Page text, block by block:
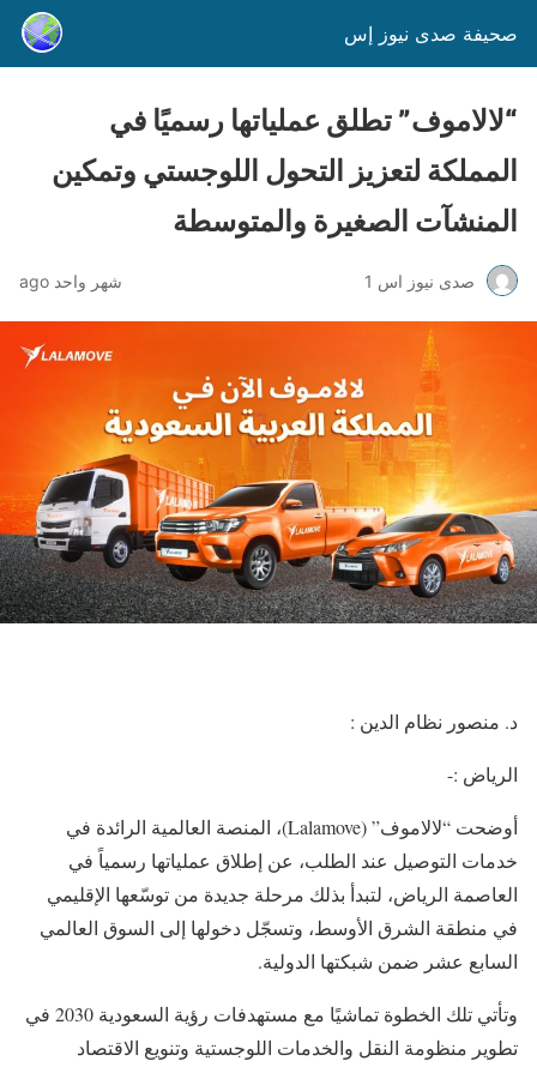
صحيفة صدى نيوز إس
“لالاموف” تطلق عملياتها رسميًا في
المملكة لتعزيز التحول اللوجستي وتمكين
المنشآت الصغيرة والمتوسطة
صدى نيوز اس 1 شهر واحد ago
د. منصور نظام الدين :
الرياض :-
أوضحت “لالاموف” (Lalamove)، المنصة العالمية الرائدة في
خدمات التوصيل عند الطلب، عن إطلاق عملياتها رسمياً في
العاصمة الرياض، لتبدأ بذلك مرحلة جديدة من توسّعها الإقليمي
في منطقة الشرق الأوسط، وتسجّل دخولها إلى السوق العالمي
السابع عشر ضمن شبكتها الدولية.
وتأتي تلك الخطوة تماشيًا مع مستهدفات رؤية السعودية 2030 في
تطوير منظومة النقل والخدمات اللوجستية وتنويع الاقتصاد